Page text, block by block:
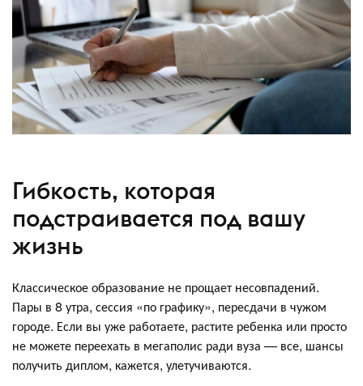
Гибкость, которая
подстраивается под вашу
жизнь
Классическое образование не прощает несовпадений.
Пары в 8 утра, сессия «по графику», пересдачи в чужом
городе. Если вы уже работаете, растите ребенка или просто
не можете переехать в мегаполис ради вуза — все, шансы
получить диплом, кажется, улетучиваются.